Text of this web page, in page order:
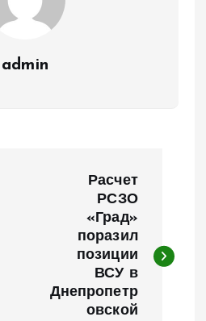
admin
Расчет
РСЗО
«Град»
поразил
позиции
ВСУ в
Днепропетр
овской